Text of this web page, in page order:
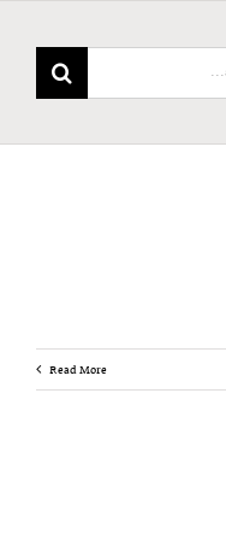
Read More